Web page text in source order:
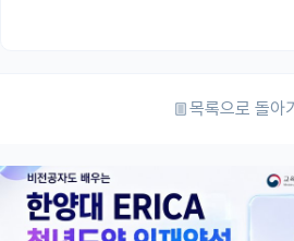
목록으로 돌아